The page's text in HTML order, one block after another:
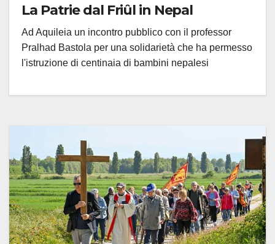
La Patrie dal Friûl in Nepal
Ad Aquileia un incontro pubblico con il professor
Pralhad Bastola per una solidarietà che ha permesso
l'istruzione di centinaia di bambini nepalesi